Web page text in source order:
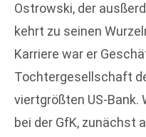
Ostrowski, der
kehrt zu seinen
Karriere war er
Tochtergesellschaft
viertgrößten US-Bank.
bei der GfK, zunächst